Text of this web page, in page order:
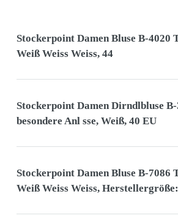
Stockerpoint Damen Bluse B-4020
Weiß Weiss Weiss, 44
Stockerpoint Damen Dirndlbluse
besondere Anl sse, Weiß, 40 EU
Stockerpoint Damen Bluse B-7086
Weiß Weiss Weiss,